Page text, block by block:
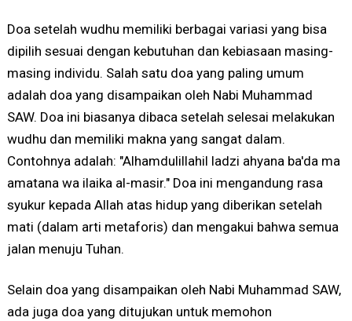
Doa setelah wudhu memiliki berbagai variasi yang bisa
dipilih sesuai dengan kebutuhan dan kebiasaan masing-
masing individu. Salah satu doa yang paling umum
adalah doa yang disampaikan oleh Nabi Muhammad
SAW. Doa ini biasanya dibaca setelah selesai melakukan
wudhu dan memiliki makna yang sangat dalam.
Contohnya adalah: "Alhamdulillahil ladzi ahyana ba'da ma
amatana wa ilaika al-masir." Doa ini mengandung rasa
syukur kepada Allah atas hidup yang diberikan setelah
mati (dalam arti metaforis) dan mengakui bahwa semua
jalan menuju Tuhan.
Selain doa yang disampaikan oleh Nabi Muhammad SAW,
ada juga doa yang ditujukan untuk memohon